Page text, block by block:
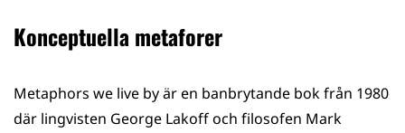
Konceptuella metaforer
Metaphors we live by är en banbrytande bok från 1980
där lingvisten George Lakoff och filosofen Mark